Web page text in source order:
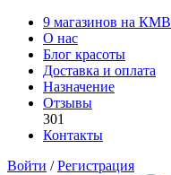
9 магазинов на КМВ
О нас
Блог красоты
Доставка и оплата
Назначение
Отзывы
301
Контакты
Войти / Регистрация